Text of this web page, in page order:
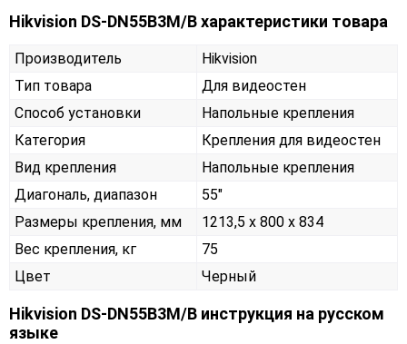
Hikvision DS-DN55B3M/B характеристики товара
Производитель
Hikvision
Тип товара
Для видеостен
Способ установки
Напольные крепления
Категория
Крепления для видеостен
Вид крепления
Напольные крепления
Диагональ, диапазон
55"
Размеры крепления, мм
1213,5 х 800 х 834
Вес крепления, кг
75
Цвет
Черный
Hikvision DS-DN55B3M/B инструкция на русском
языке